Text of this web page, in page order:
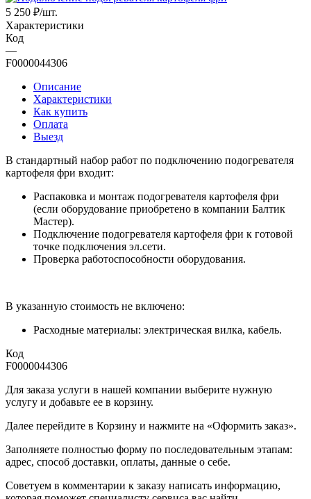
5 250 ₽/шт.
Характеристики
Код
—
F0000044306
Описание
Характеристики
Как купить
Оплата
Выезд
В стандартный набор работ по подключению подогревателя
картофеля фри входит:
Распаковка и монтаж подогревателя картофеля фри
(если оборудование приобретено в компании Балтик
Мастер).
Подключение подогревателя картофеля фри к готовой
точке подключения эл.сети.
Проверка работоспособности оборудования.
В указанную стоимость не включено:
Расходные материалы: электрическая вилка, кабель.
Код
F0000044306
Для заказа услуги в нашей компании выберите нужную
услугу и добавьте ее в корзину.
Далее перейдите в Корзину и нажмите на «Оформить заказ».
​​​​​​​Заполняете полностью форму по последовательным этапам:
адрес, способ доставки, оплаты, данные о себе.
​​​​​​​Советуем в комментарии к заказу написать информацию,